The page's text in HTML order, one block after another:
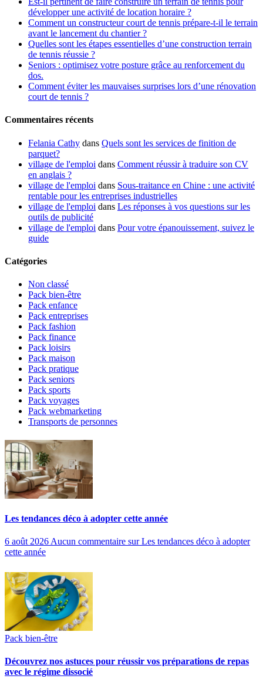
développer une activité de location horaire ?
Comment un constructeur court de tennis prépare-t-il le terrain
avant le lancement du chantier ?
Quelles sont les étapes essentielles d’une construction terrain
de tennis réussie ?
Seniors : optimisez votre posture grâce au renforcement du
dos.
Comment éviter les mauvaises surprises lors d’une rénovation
court de tennis ?
Commentaires récents
Felania Cathy dans Quels sont les services de finition de
parquet?
village de l'emploi dans Comment réussir à traduire son CV
en anglais ?
village de l'emploi dans Sous-traitance en Chine : une activité
rentable pour les entreprises industrielles
village de l'emploi dans Les réponses à vos questions sur les
outils de publicité
village de l'emploi dans Pour votre épanouissement, suivez le
guide
Catégories
Non classé
Pack bien-être
Pack enfance
Pack entreprises
Pack fashion
Pack finance
Pack loisirs
Pack maison
Pack pratique
Pack seniors
Pack sports
Pack voyages
Pack webmarketing
Transports de personnes
Les tendances déco à adopter cette année
6 août 2026 Aucun commentaire sur Les tendances déco à adopter
cette année
Pack bien-être
Découvrez nos astuces pour réussir vos préparations de repas
avec le régime dissocié